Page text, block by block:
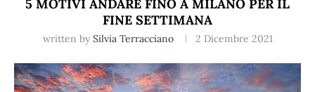
5 MOTIVI ANDARE FINO A MILANO PER IL
FINE SETTIMANA
written by Silvia Terracciano 2 Dicembre 2021